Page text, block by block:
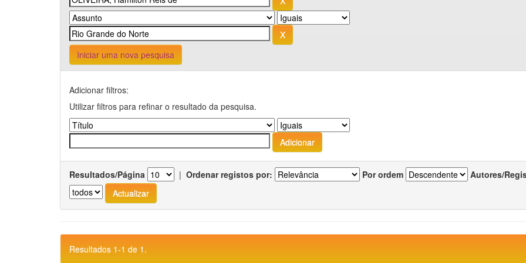
Iniciar uma nova pesquisa
Adicionar filtros:
Utilizar filtros para refinar o resultado da pesquisa.
Resultados/Página | Ordenar registos por: Por ordem Autores/
Resultados 1-1 de 1.